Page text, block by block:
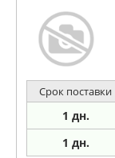
Срок поставки
1 дн.
1 дн.